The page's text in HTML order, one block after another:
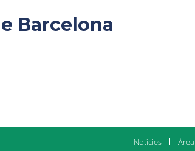
Barcelona
Notícies